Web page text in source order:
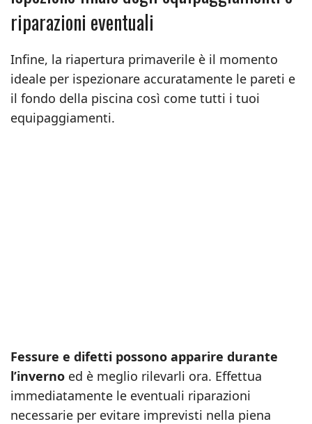
riparazioni eventuali
Infine, la riapertura primaverile è il momento
ideale per ispezionare accuratamente le pareti e
il fondo della piscina così come tutti i tuoi
equipaggiamenti.
Fessure e difetti possono apparire durante
l’inverno ed è meglio rilevarli ora. Effettua
immediatamente le eventuali riparazioni
necessarie per evitare imprevisti nella piena